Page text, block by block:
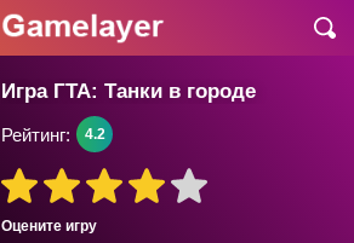
Игра ГТА: Танки в городе
Оцените игру
Рейтинг: 4.2